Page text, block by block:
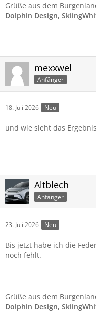
Grüße aus dem
Dolphin Design,
mexxwel
Anfänger
18. Juli 2026 Neu
und wie sieht das
Altblech
Anfänger
23. Juli 2026 Neu
Bis jetzt habe ich die
noch fehlt.
Grüße aus dem
Dolphin Design,